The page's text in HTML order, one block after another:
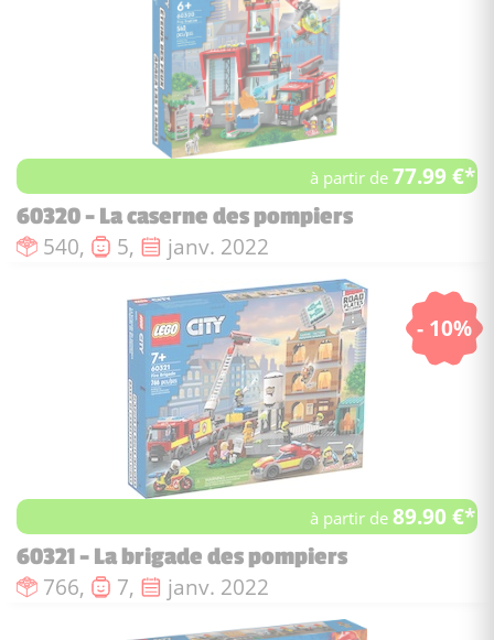
à partir de77.99 €*
60320 - La caserne des pompiers
Nombre de pièces :
540, Nombre de figurines :
5, Date de sortie :
janv. 2022
- 10%
à partir de89.90 €*
60321 - La brigade des pompiers
Nombre de pièces :
766, Nombre de figurines :
7, Date de sortie :
janv. 2022